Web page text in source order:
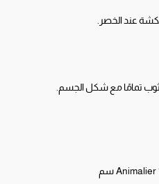
عند الخصر.
تمامًا مع شكل الجسم.